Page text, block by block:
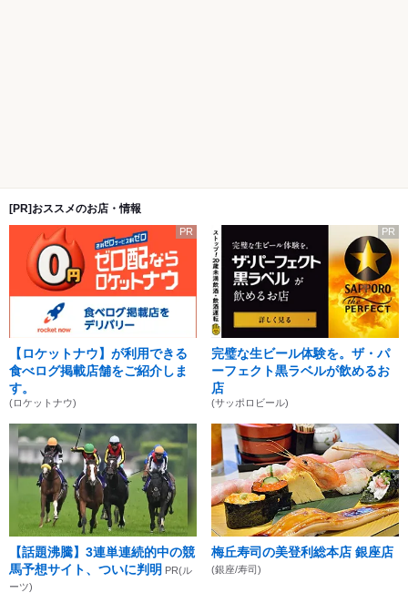
[PR]おススメのお店・情報
PR
【ロケットナウ】が利用できる
食べログ掲載店舗をご紹介しま
す。
(ロケットナウ)
PR
完璧な生ビール体験を。ザ・パ
ーフェクト黒ラベルが飲めるお
店
(サッポロビール)
【話題沸騰】3連単連続的中の競
馬予想サイト、ついに判明 PR(ル
ーツ)
梅丘寿司の美登利総本店 銀座店
(銀座/寿司)